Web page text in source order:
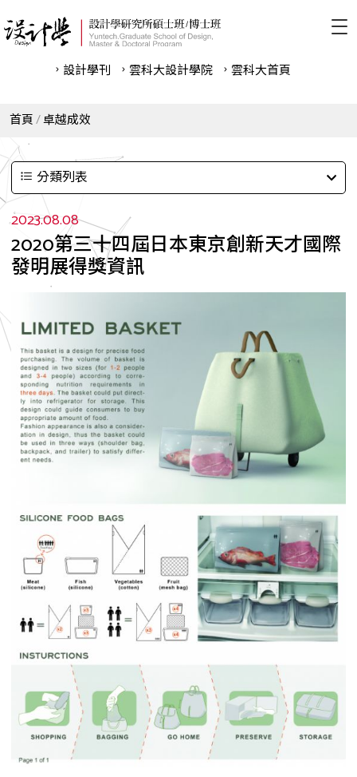
設計學刊 雲科⼤設計學院 雲科⼤首頁
首頁 卓越成效
分類列表
2023.08.08
2020第三十四屆日本東京創新天才國際
發明展得獎資訊